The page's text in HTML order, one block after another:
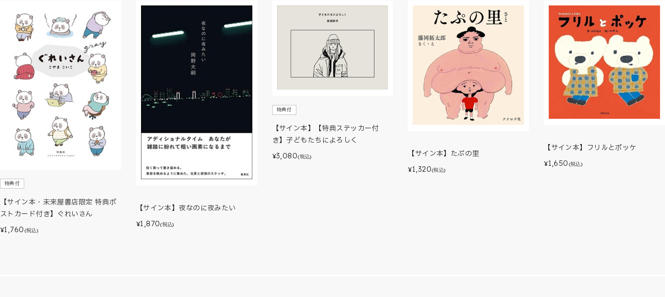
特典付
【サイン本・未来屋書店限定 特典ポ
ストカード付き】ぐれいさん
¥1,760 (税込)
【サイン本】夜なのに夜みたい
¥1,870(税込)
特典付
【サイン本】【特典ステッカー付
き】子どもたちによろしく
¥3,080(税込) 【サイン本】たぷの里
¥1,320(税込)
【サイン本】フリルとポッケ
¥1,650 (税込)